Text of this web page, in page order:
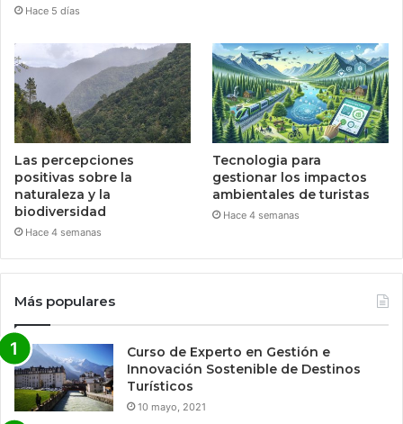
Hace 5 días
Las percepciones
positivas sobre la
naturaleza y la
biodiversidad
Hace 4 semanas
Tecnologia para
gestionar los impactos
ambientales de turistas
Hace 4 semanas
Más populares
Curso de Experto en Gestión e
Innovación Sostenible de Destinos
Turísticos
10 mayo, 2021